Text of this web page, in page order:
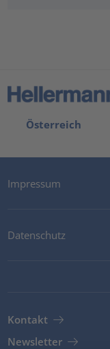
Österreich
Impressum
Datenschutz
Kontakt
Newsletter